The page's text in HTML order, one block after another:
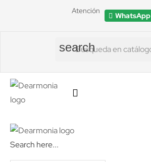
Atención
WhatsApp
search
Search here...